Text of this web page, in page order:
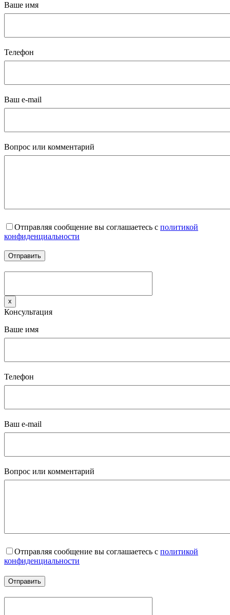
Ваше имя
Телефон
Ваш e-mail
Вопрос или комментарий
Отправляя сообщение вы соглашаетесь с политикой
конфиденциальности
x
Консультация
Ваше имя
Телефон
Ваш e-mail
Вопрос или комментарий
Отправляя сообщение вы соглашаетесь с политикой
конфиденциальности